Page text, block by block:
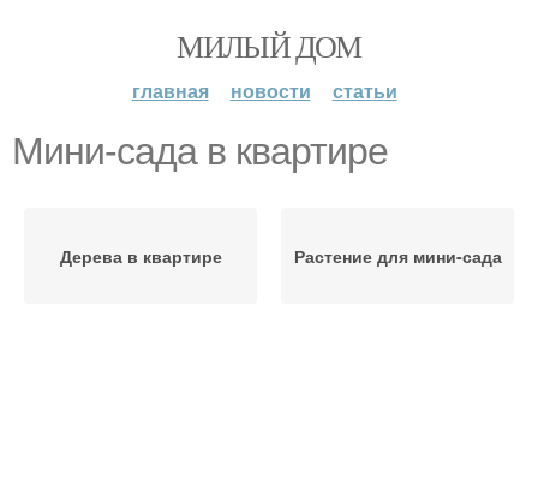
МИЛЫЙ ДОМ
главная новости статьи
Мини-сада в квартире
Дерева в квартире Растение для мини-сада